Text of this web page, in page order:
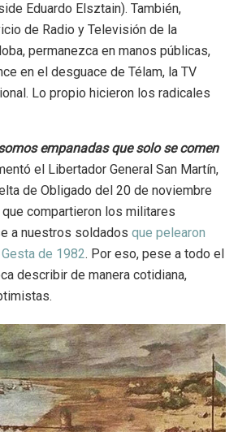
Eduardo Elsztain). También,
de Radio y Televisión de la
permanezca en manos públicas,
en el desguace de Télam, la TV
Lo propio hicieron los radicales
empanadas que solo se comen
el Libertador General San Martín,
de Obligado del 20 de noviembre
compartieron los militares
a nuestros soldados que pelearon
Gesta de 1982. Por eso, pese a todo el
describir de manera cotidiana,